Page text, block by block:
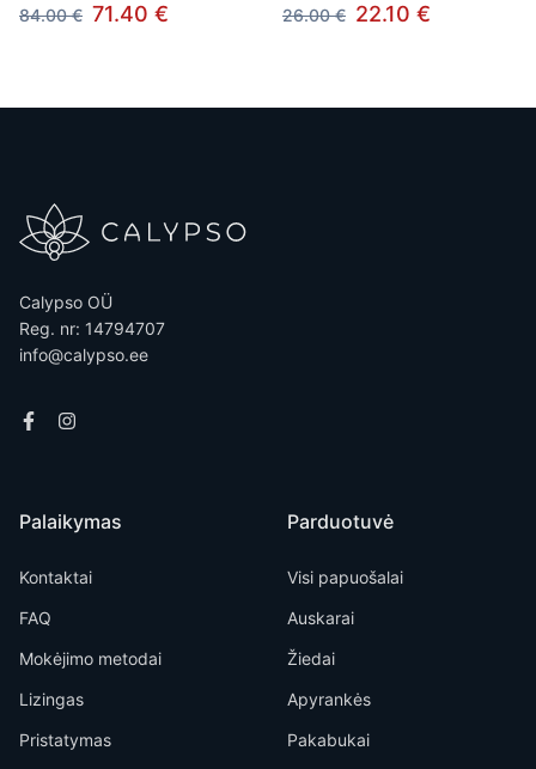
84.00 € 71.40 €
26.00 € 22.10 €
Calypso OÜ
Reg. nr: 14794707
info@calypso.ee
Palaikymas
Kontaktai
FAQ
Mokėjimo metodai
Lizingas
Pristatymas
Parduotuvė
Visi papuošalai
Auskarai
Žiedai
Apyrankės
Pakabukai